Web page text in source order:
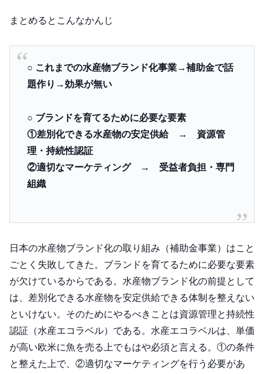
まとめるとこんなかんじ
○ これまでの水産物ブランド化事業→補助金で話
題作り→効果が無い
○ ブランドを育てるために必要な要素
①差別化できる水産物の安定供給 → 資源管
理・持続性認証
②適切なマーケティング → 受益者負担・専門
組織
日本の水産物ブランド化の取り組み（補助金事業）はこと
ごとく失敗してきた。ブランドを育てるために必要な要素
が欠けているからである。水産物ブランド化の前提として
は、差別化できる水産物を安定供給できる体制を整えない
といけない。そのためにやるべきことは資源管理と持続性
認証（水産エコラベル）である。水産エコラベルは、単価
が高い欧米に魚を売る上でもはや必須と言える。①の条件
と整えた上で、②適切なマーケティングを行う必要があ